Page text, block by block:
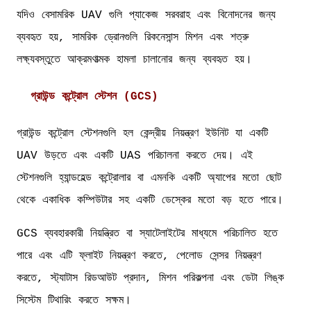
যদিও বেসামরিক UAV গুলি প্যাকেজ সরবরাহ এবং বিনোদনের জন্য
ব্যবহৃত হয়, সামরিক ড্রোনগুলি রিকনেসান্স মিশন এবং শত্রু
লক্ষ্যবস্তুতে আক্রমণাত্মক হামলা চালানোর জন্য ব্যবহৃত হয়।
গ্রাউন্ড কন্ট্রোল স্টেশন (GCS)
গ্রাউন্ড কন্ট্রোল স্টেশনগুলি হল কেন্দ্রীয় নিয়ন্ত্রণ ইউনিট যা একটি
UAV উড়তে এবং একটি UAS পরিচালনা করতে দেয়। এই
স্টেশনগুলি হ্যান্ডহেল্ড কন্ট্রোলার বা এমনকি একটি অ্যাপের মতো ছোট
থেকে একাধিক কম্পিউটার সহ একটি ডেস্কের মতো বড় হতে পারে।
GCS ব্যবহারকারী নিয়ন্ত্রিত বা স্যাটেলাইটের মাধ্যমে পরিচালিত হতে
পারে এবং এটি ফ্লাইট নিয়ন্ত্রণ করতে, পেলোড সেন্সর নিয়ন্ত্রণ
করতে, স্ট্যাটাস রিডআউট প্রদান, মিশন পরিকল্পনা এবং ডেটা লিঙ্ক
সিস্টেম টিথারিং করতে সক্ষম।